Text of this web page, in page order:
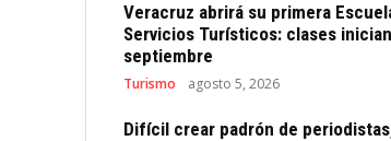
Veracruz abrirá su primera
Servicios Turísticos: clases
septiembre
Turismo agosto 5, 2026
Difícil crear padrón de